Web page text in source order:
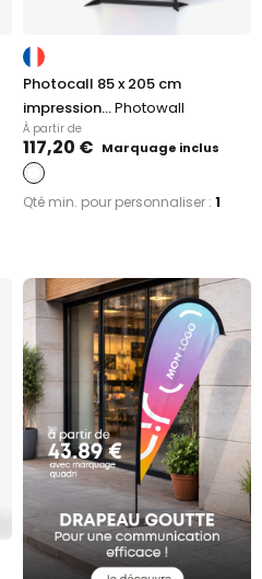
Photocall 85 x 205 cm
impression...Photowall
À partir de
117,20 € Marquage inclus
Qté min. pour personnaliser : 1